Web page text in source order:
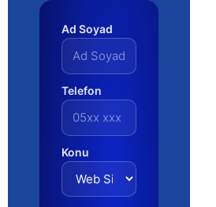
Ad Soyad
Telefon
Konu